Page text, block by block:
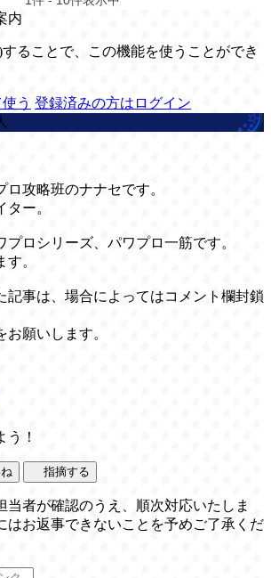
内
ることで、この機能を使うことができ
う 登録済みの方はログイン
攻略班のナナセです。
ー。
プロシリーズ、パワプロ一筋です。
。
記事は、場合によってはコメント欄封鎖
お願いします。
う！
指摘する
当者が確認のうえ、順次対応いたしま
はお返事できないことを予めご了承くだ